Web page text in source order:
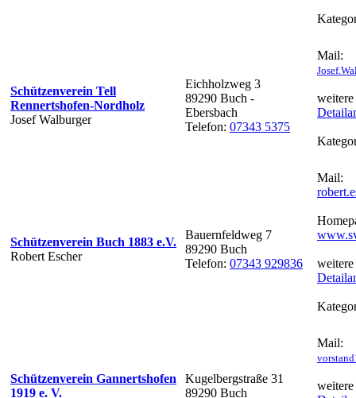
Schützenverein Tell
Rennertshofen-Nordholz
Josef Walburger
Eichholzweg 3
89290 Buch -
Ebersbach
Telefon: 07343 5375
Mail:
Schützenverein Buch 1883 e.V.
Robert Escher
Bauernfeldweg 7
89290 Buch
Telefon: 07343 929836
Mail:
Schützenverein Gannertshofen
1919 e. V.
Kugelbergstraße 31
89290 Buch
Mail: